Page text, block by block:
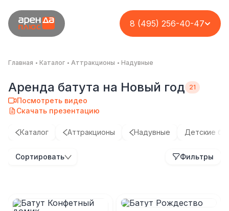
8 (495) 256-40-47
Главная Каталог Аттракционы Надувные
Аренда батута на Новый год
Посмотреть видео
Скачать презентацию
Каталог Аттракционы Надувные Детские
Сортировать Фильтры
Комплекс
на кассу с
Кейс
День семьи в
Кейс
Организация
Кейс
Организация
эксклюзивным